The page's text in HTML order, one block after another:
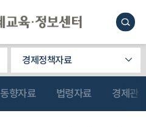
경제정책자료
동향자료 법령자료 경제관